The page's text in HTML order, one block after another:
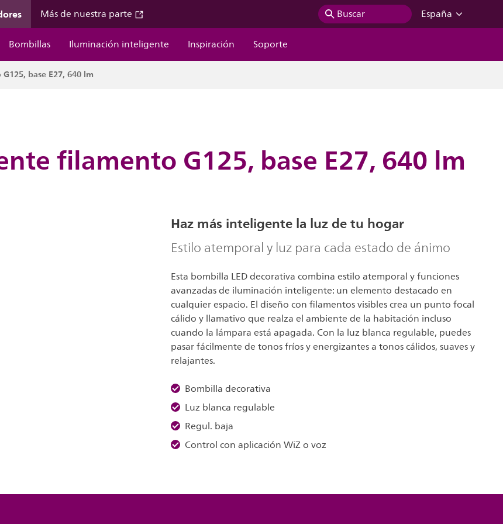
Más de nuestra parte Buscar
España
Bombillas Iluminación inteligente Inspiración Soporte
base E27, 640 lm
filamento G125, base E27, 640 lm
Haz más inteligente la luz de tu hogar
Estilo atemporal y luz para cada estado de ánimo
Esta bombilla LED decorativa combina estilo atemporal y funciones
avanzadas de iluminación inteligente: un elemento destacado en
cualquier espacio. El diseño con filamentos visibles crea un punto focal
cálido y llamativo que realza el ambiente de la habitación incluso
cuando la lámpara está apagada. Con la luz blanca regulable, puedes
pasar fácilmente de tonos fríos y energizantes a tonos cálidos, suaves y
relajantes.
Bombilla decorativa
Luz blanca regulable
Regul. baja
Control con aplicación WiZ o voz